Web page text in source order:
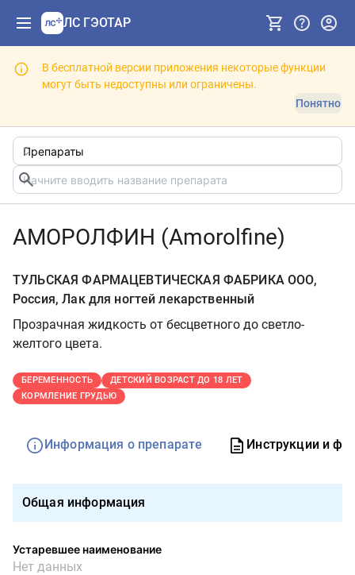
ЛС ГЭОТАР
В бесплатной версии приложения некоторые функции
могут быть недоступны или ограничены.
Понятно
АМОРОЛФИН (Amorolfine)
ТУЛЬСКАЯ ФАРМАЦЕВТИЧЕСКАЯ ФАБРИКА ООО,
Россия, Лак для ногтей лекарственный
Прозрачная жидкость от бесцветного до светло-
желтого цвета.
БЕРЕМЕННОСТЬ
ДЕТСКИЙ ВОЗРАСТ ДО 18 ЛЕТ
КОРМЛЕНИЕ ГРУДЬЮ
Информация о препарате Инструкции и
Общая информация
Устаревшее наименование
Нет данных